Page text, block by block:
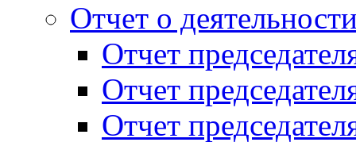
Отчет о
Отчет
Отчет
Отчет